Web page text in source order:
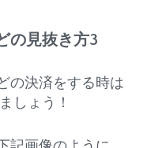
の見抜き方3
の決済をする時は
しょう！